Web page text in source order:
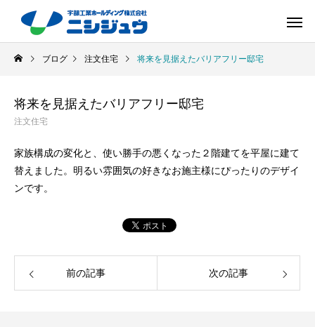
ブログ 注文住宅 将来を見据えたバリアフリー邸宅
将来を見据えたバリアフリー邸宅
注文住宅
家族構成の変化と、使い勝手の悪くなった２階建てを平屋に建て
替えました。明るい雰囲気の好きなお施主様にぴったりのデザイ
ンです。
前の記事 次の記事